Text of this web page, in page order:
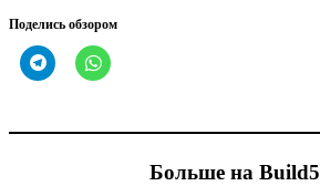
Поделись обзором
Больше на